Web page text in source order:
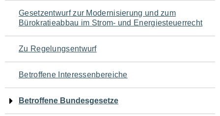
Navigation
für
den
Seiteninhalt
Gesetzentwurf zur Modernisierung und zum
Bürokratieabbau im Strom- und Energiesteuerrecht
Zu Regelungsentwurf
Betroffene Interessenbereiche
Betroffene Bundesgesetze